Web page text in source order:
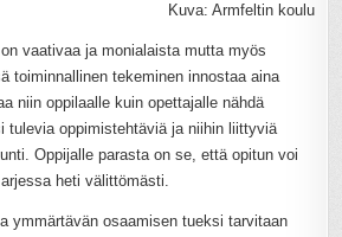
Kuva: Armfeltin koulu
vaativaa ja monialaista mutta myös
toiminnallinen tekeminen innostaa aina
niin oppilaalle kuin opettajalle nähdä
tulevia oppimistehtäviä ja niihin liittyviä
Oppijalle parasta on se, että opitun voi
heti välittömästi.
ymmärtävän osaamisen tueksi tarvitaan